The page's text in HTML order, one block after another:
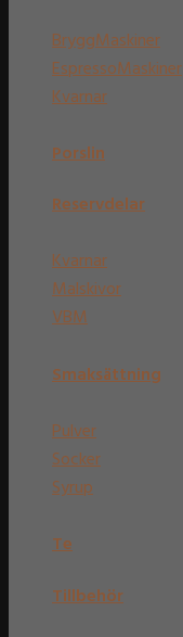
BryggMaskiner
EspressoMaskiner
Kvarnar
Porslin
Reservdelar
Kvarnar
Malskivor
VBM
Smaksättning
Pulver
Socker
Syrup
Te
Tillbehör